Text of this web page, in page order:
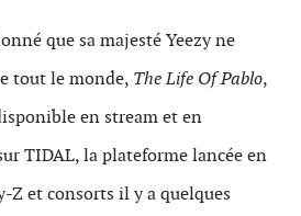
que sa majesté Yeezy ne
tout le monde, The Life Of Pablo,
en stream et en
TIDAL, la plateforme lancée en
Z et consorts il y a quelques